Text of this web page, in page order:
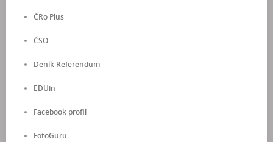
ČRo Plus
ČSO
Deník Referendum
EDUin
Facebook profil
FotoGuru